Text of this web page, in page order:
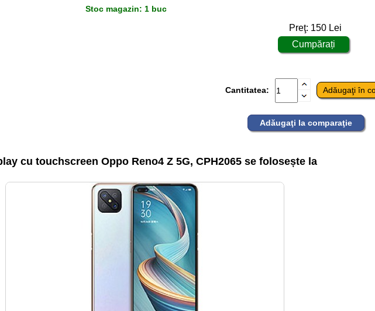
Stoc magazin: 1 buc
Preţ: 150Lei
Cantitatea:
Adăugaţi la comparaţie
cu touchscreen Oppo Reno4 Z 5G, CPH2065 se folosește la